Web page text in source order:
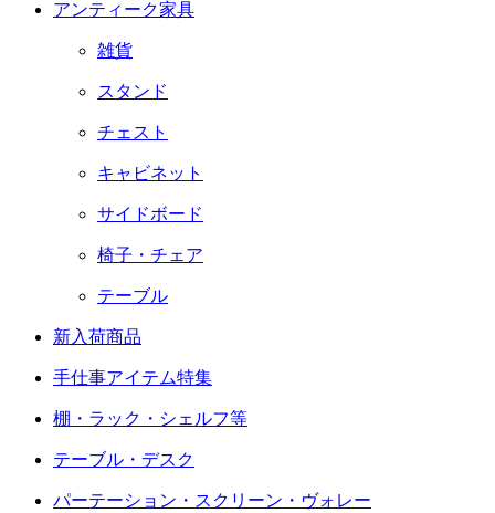
アンティーク家具
雑貨
スタンド
チェスト
キャビネット
サイドボード
椅子・チェア
テーブル
新入荷商品
手仕事アイテム特集
棚・ラック・シェルフ等
テーブル・デスク
パーテーション・スクリーン・ヴォレー